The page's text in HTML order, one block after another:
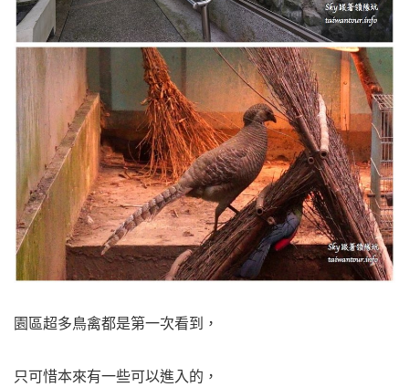
園區超多鳥禽都是第一次看到，
只可惜本來有一些可以進入的，